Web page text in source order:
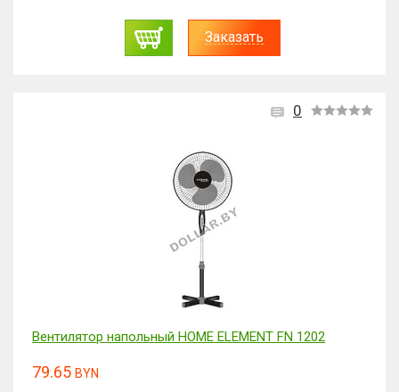
Заказать
0
Вентилятор напольный HOME ELEMENT FN 1202
79.65 BYN